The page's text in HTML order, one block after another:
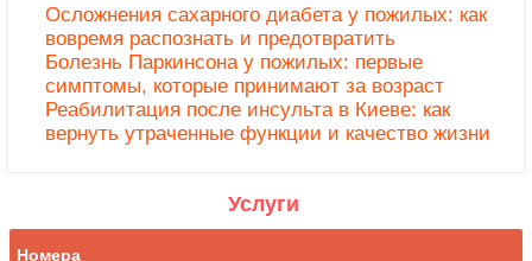
Осложнения сахарного диабета у пожилых: как
вовремя распознать и предотвратить
Болезнь Паркинсона у пожилых: первые
симптомы, которые принимают за возраст
Реабилитация после инсульта в Киеве: как
вернуть утраченные функции и качество жизни
Услуги
Номера